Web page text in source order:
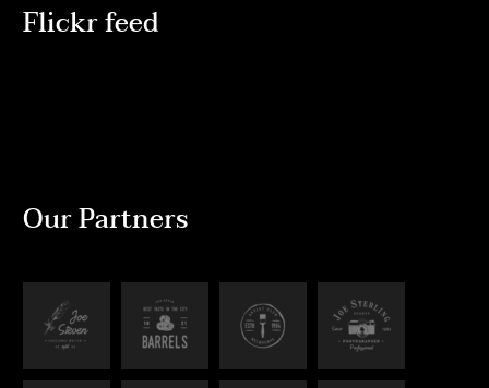
Flickr feed
Our Partners